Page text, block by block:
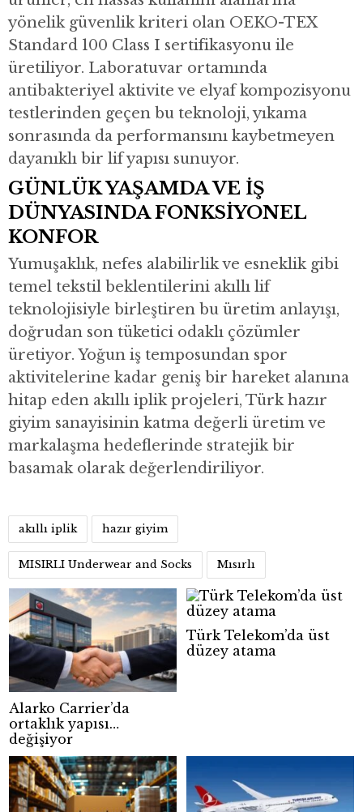
yönelik güvenlik kriteri olan OEKO-TEX
Standard 100 Class I sertifikasyonu ile
üretiliyor. Laboratuvar ortamında
antibakteriyel aktivite ve elyaf kompozisyonu
testlerinden geçen bu teknoloji, yıkama
sonrasında da performansını kaybetmeyen
dayanıklı bir lif yapısı sunuyor.
GÜNLÜK YAŞAMDA VE İŞ
DÜNYASINDA FONKSİYONEL
KONFOR
Yumuşaklık, nefes alabilirlik ve esneklik gibi
temel tekstil beklentilerini akıllı lif
teknolojisiyle birleştiren bu üretim anlayışı,
doğrudan son tüketici odaklı çözümler
üretiyor. Yoğun iş temposundan spor
aktivitelerine kadar geniş bir hareket alanına
hitap eden akıllı iplik projeleri, Türk hazır
giyim sanayisinin katma değerli üretim ve
markalaşma hedeflerinde stratejik bir
basamak olarak değerlendiriliyor.
akıllı iplik hazır giyim
MISIRLI Underwear and Socks Mısırlı
Alarko Carrier’da
ortaklık yapısı
değişiyor
Türk Telekom’da üst
düzey atama